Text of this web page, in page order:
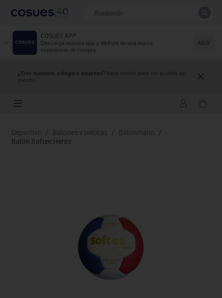
COSUES APP
Descarga nuestra app y disfruta de una nueva
experiencia de compra.
Abrir
¿Eres maestro, colegio o empresa? Inicia sesión para ver tu tarifa de
precios.
Resultados de la búsqueda
Deportivo / Balones y pelotas / Balonmano /
Balón Softee Heros